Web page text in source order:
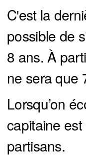
C'est la
possible de
8 ans. À
ne sera que
Lorsqu’on
capitaine
partisans.